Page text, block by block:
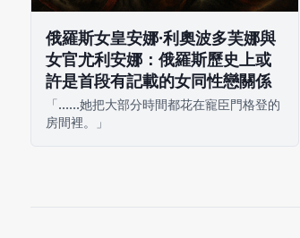
俄羅斯女皇安娜·利奧波多芙娜與
女官尤利安娜：俄羅斯歷史上或
許是首段有記載的女同性戀關係
「……她把大部分時間都花在寵臣門格登的
房間裡。」